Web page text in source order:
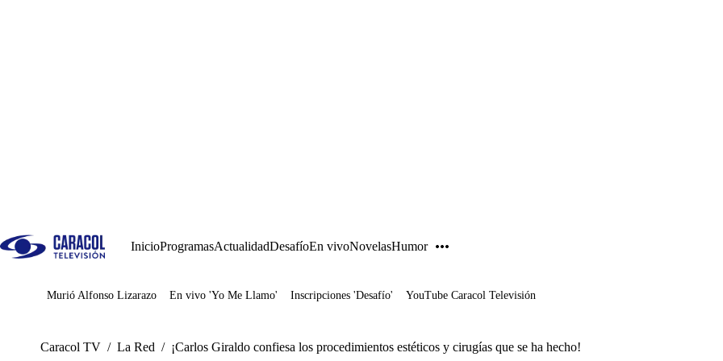
InicioProgramasActualidadDesafíoEn vivoNovelasHumor
Juegos
Murió Alfonso Lizarazo En vivo 'Yo Me Llamo' Inscripciones 'Desafío' YouTube Caracol Televisión
Caracol TV / La Red / ¡Carlos Giraldo confiesa los procedimientos estéticos y cirugías que se ha hecho!